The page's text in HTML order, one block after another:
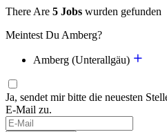
There Are 5 Jobs wurden gefunden
Meintest Du Amberg?
Amberg (Unterallgäu)
Ja, sendet mir bitte die neuesten
E-Mail zu.